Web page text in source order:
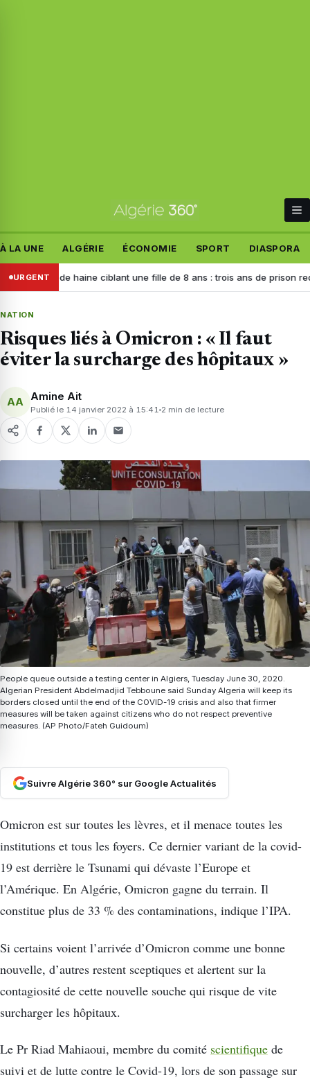
À LA UNE ALGÉRIE ÉCONOMIE SPORT DIASPORA
URGENT
de haine ciblant une fille de 8 ans : trois ans de prison requis
NATION
Risques liés à Omicron : « Il faut
éviter la surcharge des hôpitaux »
AA Amine Ait
Publié le 14 janvier 2022 à 15:41 2 min de lecture
People queue outside a testing center in Algiers, Tuesday June 30, 2020.
Algerian President Abdelmadjid Tebboune said Sunday Algeria will keep its
borders closed until the end of the COVID-19 crisis and also that firmer
measures will be taken against citizens who do not respect preventive
measures. (AP Photo/Fateh Guidoum)
Suivre Algérie 360° sur Google Actualités
Omicron est sur toutes les lèvres, et il menace toutes les
institutions et tous les foyers. Ce dernier variant de la covid-
19 est derrière le Tsunami qui dévaste l’Europe et
l’Amérique. En Algérie, Omicron gagne du terrain. Il
constitue plus de 33 % des contaminations, indique l’IPA.
Si certains voient l’arrivée d’Omicron comme une bonne
nouvelle, d’autres restent sceptiques et alertent sur la
contagiosité de cette nouvelle souche qui risque de vite
surcharger les hôpitaux.
Le Pr Riad Mahiaoui, membre du comité scientifique de
suivi et de lutte contre le Covid-19, lors de son passage sur